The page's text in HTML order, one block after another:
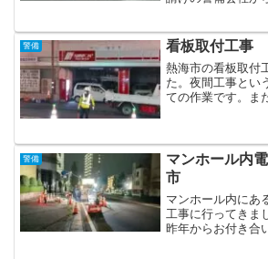
す。そんな事から
の警備員ではなく
警備 看板取付工事
熱海市の看板取付
た。夜間工事とい
ての作業です。ま
ンを間近に見なが
がある！！と実感
警備
マンホール内
市
マンホール内にあ
工事に行ってきま
昨年からお付き合